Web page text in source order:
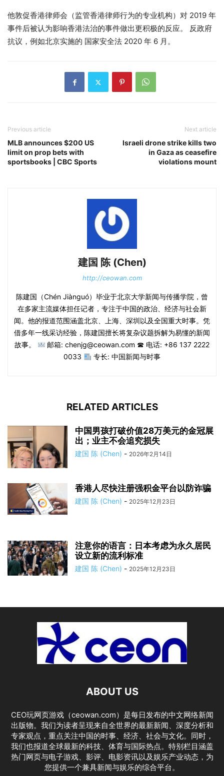
他敦促香港律师会（监管香港律师行为的专业机构）对 2019 年
事件后被认为影响香港法治的事件做出更积极的反应。 反政府
抗议 ，例如北京实施的 国家安全法 2020 年 6 月。
Previous article
MLB announces $200 US
limit on prop bets with
sportsbooks | CBC Sports
Next article
Israeli drone strike kills two
in Gaza as ceasefire
violations mount
建国 陈 (Chen)
http://ceowan.com
陈建国（Chén Jiànguó）毕业于北京大学新闻与传播学院，曾
在多家主流媒体担任记者，专注于中国的政治、经济与社会新
闻。他的报道范围涵盖北京、上海、深圳以及全国重大时事。凭
借多年一线采访经验，陈建国擅长将复杂议题拆解为易懂的新闻
故事。
邮箱: chenjg@ceowan.com ☎ 电话: +86 137 2222
0033
专长: 中国新闻与时事
RELATED ARTICLES
中国男孩打破价值28万美元的金冠展
出；业主不会追究损失
建国 陈 (Chen) - 2026年2月14日
香港人尽快注册强积金平台以防诈骗
建国 陈 (Chen) - 2025年12月23日
注意你的语言：日本考虑为永久居民
设立新的流利标准
建国 陈 (Chen) - 2025年12月23日
ABOUT US
CEO玩网页游戏（ceowan.com）是每日发布的中文网络新闻
出版物。我们为读者呈现来自全世界的最新新闻、深度分析和
专家观点，重点关注中国的时事、经济、社会与文化。同时，
我们也报道全球最新的科技、体育与国际热点。特别栏目涵盖
热门网页与电子游戏、影评、电影资讯以及娱乐产业动态，为
您提供一个兼具新闻与娱乐的综合平台。